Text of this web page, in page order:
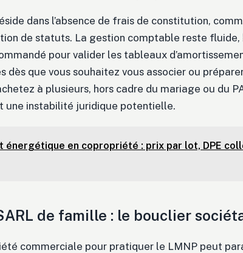
dans l’absence de frais de constitution,
de statuts. La gestion comptable reste fluide,
pour valider les tableaux
dès que vous souhaitez vous associer ou
à plusieurs, hors cadre du mariage ou du
une instabilité juridique potentielle.
énergétique en copropriété : prix par lot, DPE
de famille : le bouclier
commerciale pour pratiquer le LMNP peut